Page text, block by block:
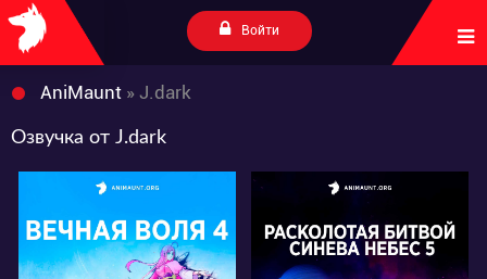
Войти
AniMaunt » J.dark
Озвучка от J.dark